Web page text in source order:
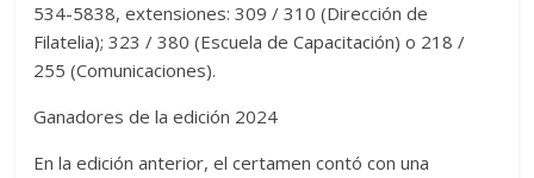
534-5838, extensiones: 309 / 310 (Dirección de
Filatelia); 323 / 380 (Escuela de Capacitación) o 218 /
255 (Comunicaciones).
Ganadores de la edición 2024
En la edición anterior, el certamen contó con una